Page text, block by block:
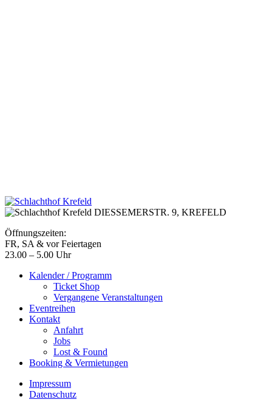
DIESSEMERSTR. 9, KREFELD
Öffnungszeiten:
FR, SA & vor Feiertagen
23.00 – 5.00 Uhr
Kalender / Programm
Ticket Shop
Vergangene Veranstaltungen
Eventreihen
Kontakt
Anfahrt
Jobs
Lost & Found
Booking & Vermietungen
Impressum
Datenschutz